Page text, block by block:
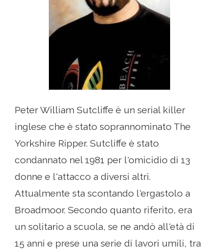
Peter William Sutcliffe è un serial killer
inglese che è stato soprannominato The
Yorkshire Ripper. Sutcliffe è stato
condannato nel 1981 per l'omicidio di 13
donne e l'attacco a diversi altri.
Attualmente sta scontando l'ergastolo a
Broadmoor. Secondo quanto riferito, era
un solitario a scuola, se ne andò all'età di
15 anni e prese una serie di lavori umili, tra